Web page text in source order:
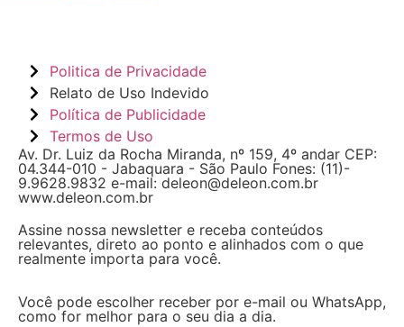
Politica de Privacidade
Relato de Uso Indevido
Política de Publicidade
Termos de Uso
Av. Dr. Luiz da Rocha Miranda, nº 159, 4º andar CEP:
04.344-010 - Jabaquara - São Paulo Fones: (11)-
9.9628.9832 e-mail: deleon@deleon.com.br
www.deleon.com.br
Assine nossa newsletter e receba conteúdos
relevantes, direto ao ponto e alinhados com o que
realmente importa para você.
Você pode escolher receber por e-mail ou WhatsApp,
como for melhor para o seu dia a dia.